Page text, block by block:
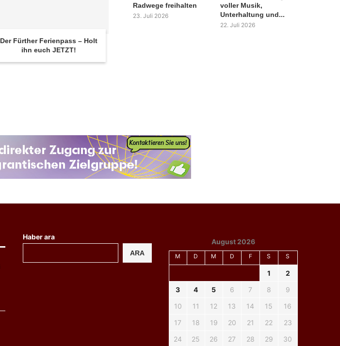
Der Fürther Ferienpass – Holt
ihn euch JETZT!
Radwege freihalten
23. Juli 2026
voller Musik,
Unterhaltung und...
22. Juli 2026
Haber ara
ARA
August 2026
M D M D F S S
1
2
3
4 5 6 7 8
9
10
11 12 13 14 15
16
17
18 19 20 21 22
23
24
25 26 27 28 29 30